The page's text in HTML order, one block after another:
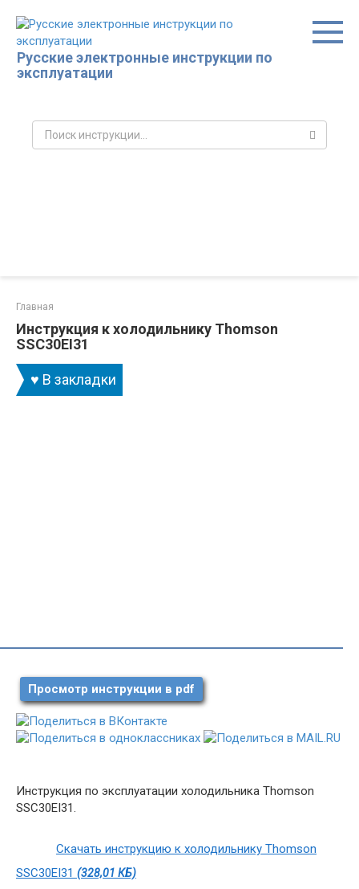
контенту
Русские электронные инструкции по
эксплуатации
Поиск:
Главная
Инструкция к холодильнику Thomson
SSC30EI31
♥ В закладки
Просмотр инструкции в pdf
Инструкция по эксплуатации холодильника Thomson
SSC30EI31.
Скачать инструкцию к холодильнику Thomson
SSC30EI31 (328,01 КБ)